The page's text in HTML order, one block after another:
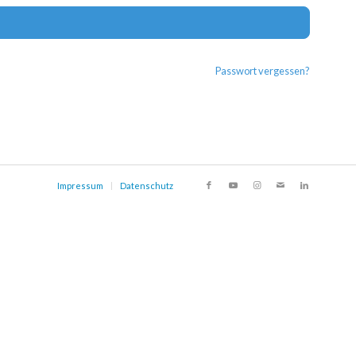
Passwort vergessen?
Impressum Datenschutz